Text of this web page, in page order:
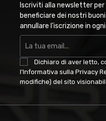
Iscriviti alla newsletter
beneficiare dei nostri
annullare l'iscrizione in
Dichiaro di aver letto,
l'Informativa sulla Privacy
modifiche) del sito